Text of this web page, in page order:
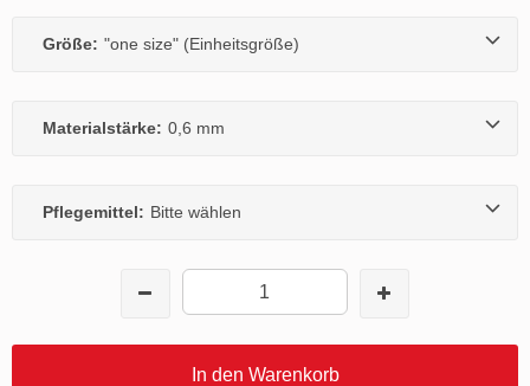
Größe: "one size" (Einheitsgröße)
Materialstärke: 0,6 mm
Pflegemittel: Bitte wählen
In den Warenkorb